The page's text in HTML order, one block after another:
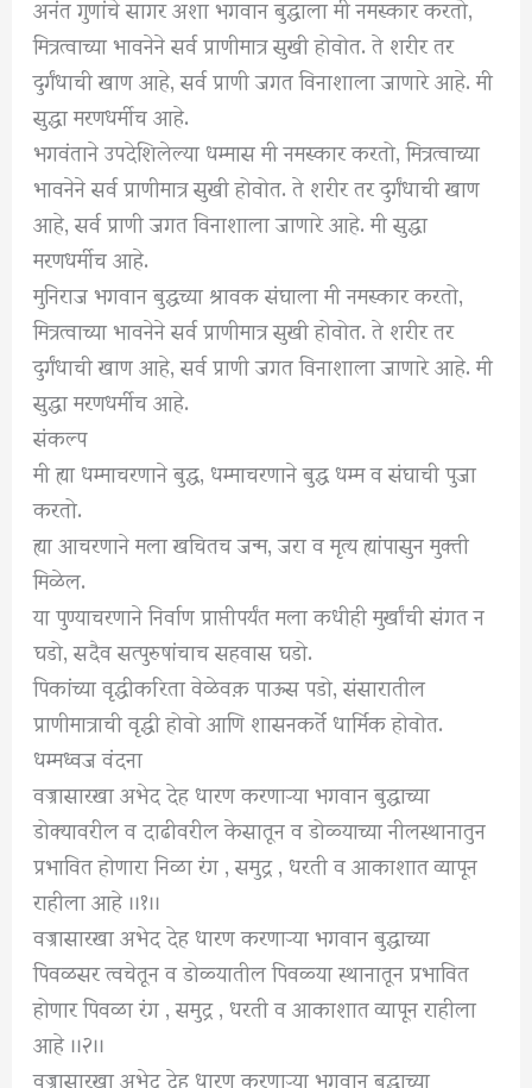
मित्रत्वाच्या भावनेने सर्व प्राणीमात्र सुखी होवोत. ते शरीर तर
दुर्गंधाची खाण आहे, सर्व प्राणी जगत विनाशाला जाणारे आहे. मी
सुद्धा मरणधर्मीच आहे.
भगवंताने उपदेशिलेल्या धम्मास मी नमस्कार करतो, मित्रत्वाच्या
भावनेने सर्व प्राणीमात्र सुखी होवोत. ते शरीर तर दुर्गंधाची खाण
आहे, सर्व प्राणी जगत विनाशाला जाणारे आहे. मी सुद्धा
मरणधर्मीच आहे.
मुनिराज भगवान बुद्धच्या श्रावक संघाला मी नमस्कार करतो,
मित्रत्वाच्या भावनेने सर्व प्राणीमात्र सुखी होवोत. ते शरीर तर
दुर्गंधाची खाण आहे, सर्व प्राणी जगत विनाशाला जाणारे आहे. मी
सुद्धा मरणधर्मीच आहे.
संकल्प
मी ह्या धम्माचरणाने बुद्ध, धम्माचरणाने बुद्ध धम्म व संघाची पुजा
करतो.
ह्या आचरणाने मला खचितच जन्म, जरा व मृत्य ह्यांपासुन मुक्ती
मिळेल.
या पुण्याचरणाने निर्वाण प्राप्तीपर्यंत मला कधीही मुर्खांची संगत न
घडो, सदैव सत्पुरुषांचाच सहवास घडो.
पिकांच्या वृद्धीकरिता वेळेवक़ पाऊस पडो, संसारातील
प्राणीमात्राची वृद्धी होवो आणि शासनकर्ते धार्मिक होवोत.
धम्मध्वज वंदना
वज्रासारखा अभेद देह धारण करणाऱ्‍या भगवान बुद्धाच्या
डोक्यावरील व दाढीवरील केसातून व डोळ्याच्या नीलस्थानातुन
प्रभावित होणारा निळा रंग , समुद्र , धरती व आकाशात व्यापून
राहीला आहे ।।१।।
वज्रासारखा अभेद देह धारण करणाऱ्‍या भगवान बुद्धाच्या
पिवळसर त्वचेतून व डोळ्यातील पिवळ्या स्थानातून प्रभावित
होणार पिवळा रंग , समुद्र , धरती व आकाशात व्यापून राहीला
आहे ।।२।।